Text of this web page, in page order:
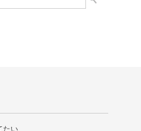
たい